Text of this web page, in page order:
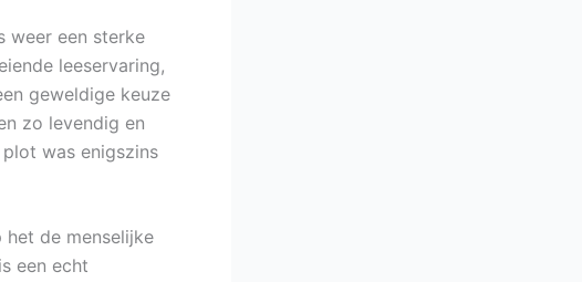
weer een sterke
leeservaring,
geweldige keuze
zo levendig en
was enigszins
de menselijke
een echt